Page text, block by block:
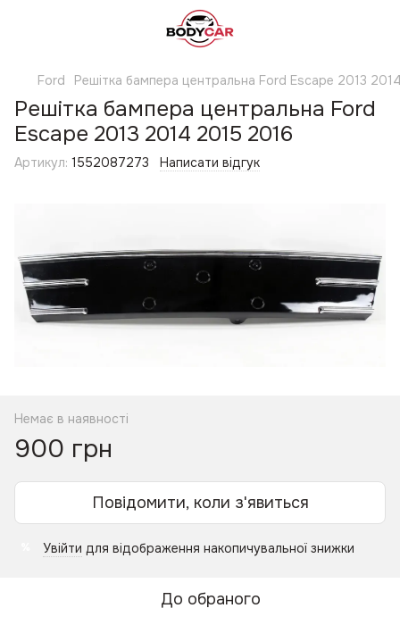
Ford Решітка бампера центральна Ford Escape 2013
Решітка бампера центральна Ford
Escape 2013 2014 2015 2016
Артикул: 1552087273 Написати відгук
Немає в наявності
900 грн
Повідомити, коли з'явиться
Увійти для відображення накопичувальної знижки
До обраного